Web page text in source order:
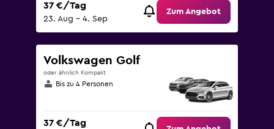
37 €/Tag
23. Aug – 4. Sep
Zum Angebot
Volkswagen Golf
oder ähnlich Kompakt
Bis zu 4 Personen
37 €/Tag